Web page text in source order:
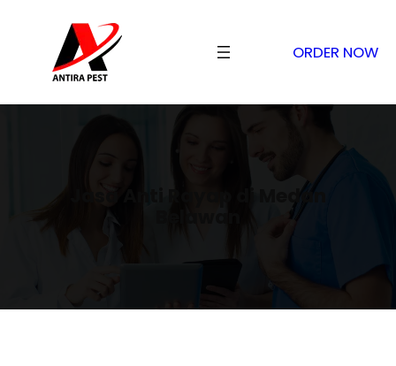
ORDER NOW
Jasa Anti Rayap di Medan